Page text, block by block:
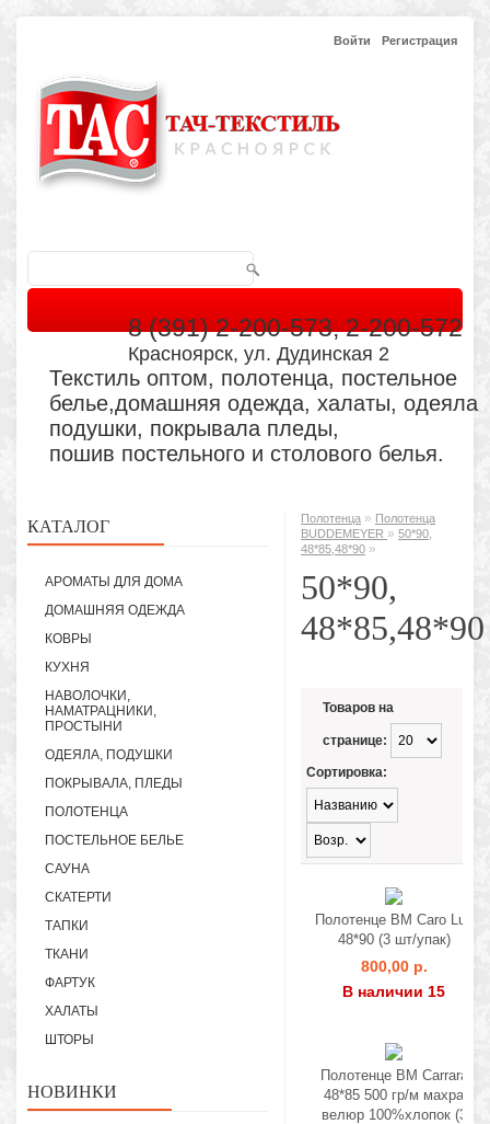
Войти Регистрация
8 (391) 2-200-573, 2-200-572
Красноярск, ул. Дудинская 2
Текстиль оптом, полотенца, постельное
белье,домашняя одежда, халаты, одеяла
подушки, покрывала пледы,
пошив постельного и столового белья.
КАТАЛОГ
АРОМАТЫ ДЛЯ ДОМА
ДОМАШНЯЯ ОДЕЖДА
КОВРЫ
КУХНЯ
НАВОЛОЧКИ,
НАМАТРАЦНИКИ,
ПРОСТЫНИ
ОДЕЯЛА, ПОДУШКИ
ПОКРЫВАЛА, ПЛЕДЫ
ПОЛОТЕНЦА
ПОСТЕЛЬНОЕ БЕЛЬЕ
САУНА
СКАТЕРТИ
ТАПКИ
ТКАНИ
ФАРТУК
ХАЛАТЫ
ШТОРЫ
НОВИНКИ
Полотенца » Полотенца
BUDDEMEYER » 50*90,
48*85,48*90 »
50*90,
48*85,48*90
Товаров на
странице:
Сортировка:
Полотенце BM Caro Lux
48*90 (3 шт/упак)
800,00 р.
В наличии 15
Полотенце BM Carrara
48*85 500 гр/м махра
велюр 100%хлопок (3